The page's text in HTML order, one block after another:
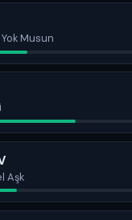
Yok Musun
Aşk